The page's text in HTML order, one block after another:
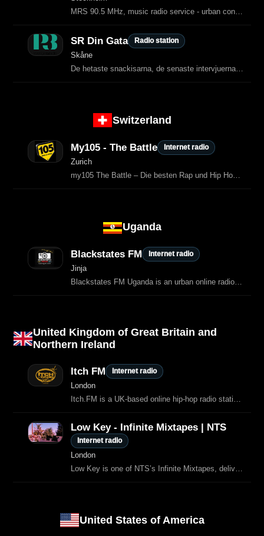
MRS 90.5 MHz, music radio service - urban contemporary radio with soul, R&B, hip-hop, soulful house and reggae
SR Din Gata Radio station
Skåne
De hetaste snackisarna, de senaste intervjuerna och den bästa musiken från hiphopvärlden.
Switzerland
My105 - The Battle Internet radio
Zurich
my105 The Battle – Die besten Rap und Hip Hop Tracks, explicit content.
Uganda
Blackstates FM Internet radio
Jinja
Blackstates FM Uganda is an urban online radio station from Kampala, streaming
United Kingdom of Great Britain and
Northern Ireland
Itch FM Internet radio
London
Itch.FM is a UK‑based online hip‑hop radio station broadcasting 24/7, known for underground, classic, and contemporary hip‑hop programming
Low Key - Infinite Mixtapes | NTS
Internet radio
London
Low Key is one of NTS’s Infinite Mixtapes, delivering a continuous blend of lo‑fi hip‑hop, smooth R’n’B, downtempo beats and Golden Age hip‑hop.
United States of America